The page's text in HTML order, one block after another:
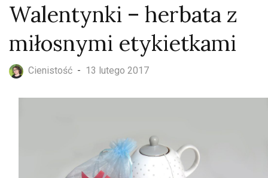
Walentynki – herbata z
miłosnymi etykietkami
Cienistość - 13 lutego 2017